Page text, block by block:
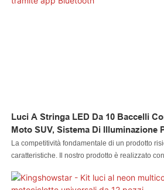
Luci A Stringa LED Da 10 Baccelli
Moto SUV, Sistema Di Illuminazione
Controllo Tramite App Bluetooth
La competitività fondamentale di un prodotto
caratteristiche. Il nostro prodotto è realizzato
realizzato per offrire altri vantaggi superiori.